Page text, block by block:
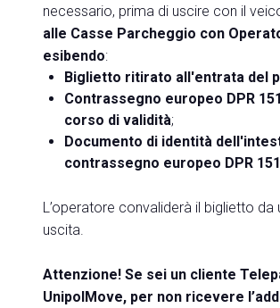
necessario, prima di uscire con il
alle Casse Parcheggio con
esibendo:
Biglietto ritirato all'entrata del
Contrassegno europeo DPR
corso di validità;
Documento di identità
contrassegno europeo DPR
L’operatore convaliderà il biglietto da
uscita.
Attenzione! Se sei un cliente
UnipolMove, per non ricevere